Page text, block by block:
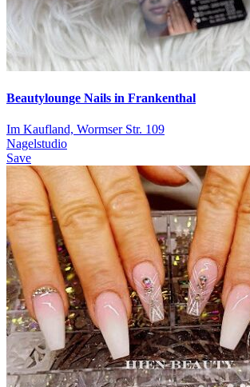
Beautylounge Nails in Frankenthal
Im Kaufland, Wormser Str. 109
Nagelstudio
Save